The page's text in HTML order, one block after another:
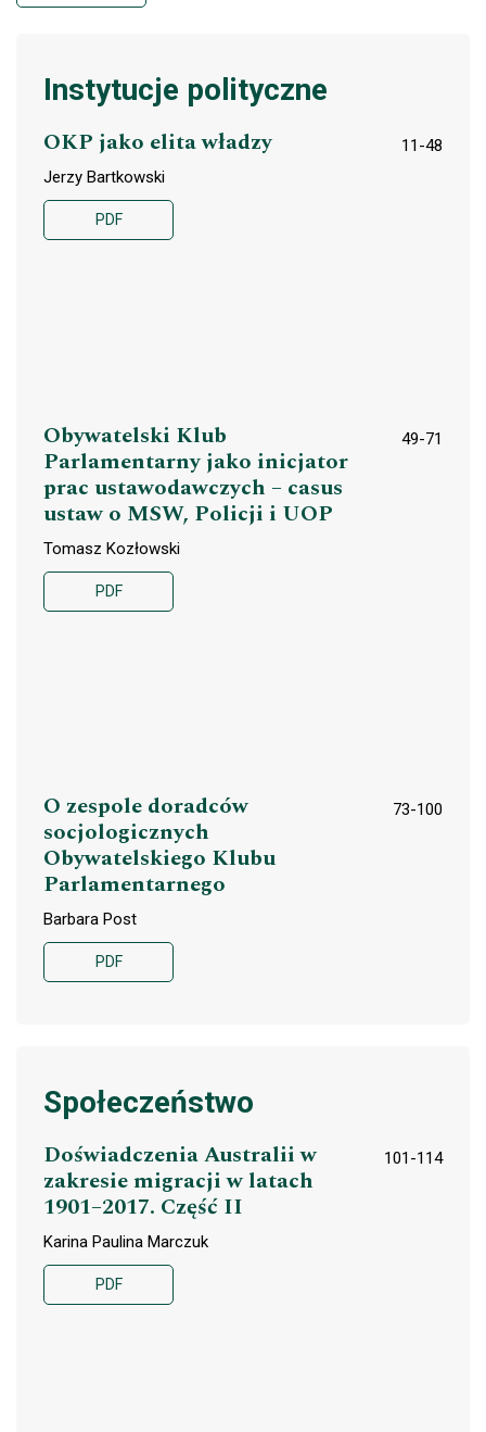
Instytucje polityczne
OKP jako elita władzy
11-48
Jerzy Bartkowski
PDF
Obywatelski Klub
Parlamentarny jako inicjator
prac ustawodawczych – casus
ustaw o MSW, Policji i UOP
49-71
Tomasz Kozłowski
PDF
O zespole doradców
socjologicznych
Obywatelskiego Klubu
Parlamentarnego
73-100
Barbara Post
PDF
Społeczeństwo
Doświadczenia Australii w
zakresie migracji w latach
1901–2017. Część II
101-114
Karina Paulina Marczuk
PDF